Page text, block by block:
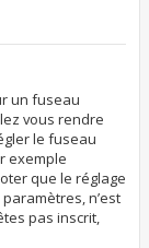
un fuseau
vous rendre
le fuseau
exemple
que le réglage
n’est
pas inscrit,